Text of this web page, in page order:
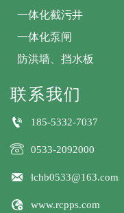
一体化截污井
一体化泵闸
防洪墙、挡水板
联系我们
 185-5332-7037
 0533-2092000
 lchb0533@163.com
 www.rcpps.com